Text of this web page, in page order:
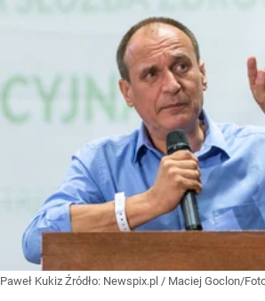
Paweł Kukiz Źródło: Newspix.pl / Maciej Goclon/